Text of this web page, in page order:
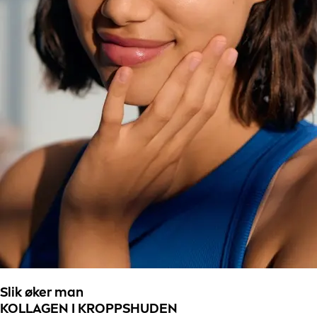
Slik øker man
KOLLAGEN I KROPPSHUDEN